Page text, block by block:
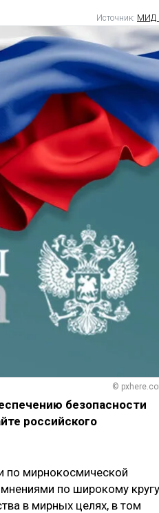
Источник: МИД
©
безопасности
российского
по мирнокосмической
по широкому кругу
в мирных целях, в том